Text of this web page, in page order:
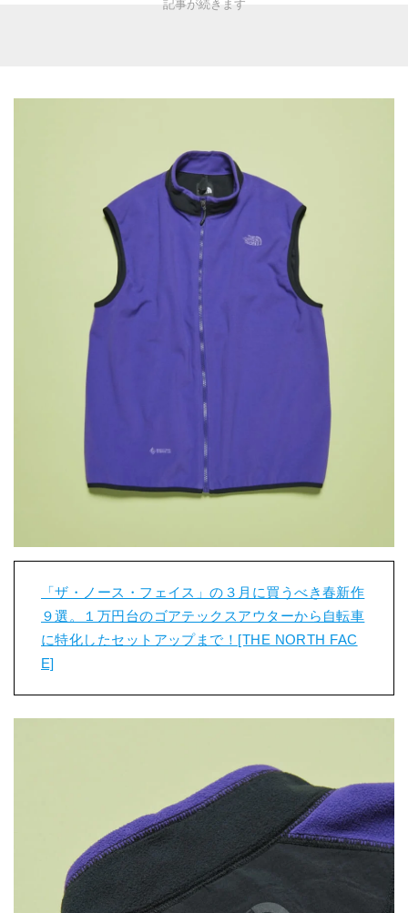
「ザ・ノース・フェイス」の３月に買うべき春新作
９選。１万円台のゴアテックスアウターから自転車
に特化したセットアップまで！[THE NORTH FAC
E]